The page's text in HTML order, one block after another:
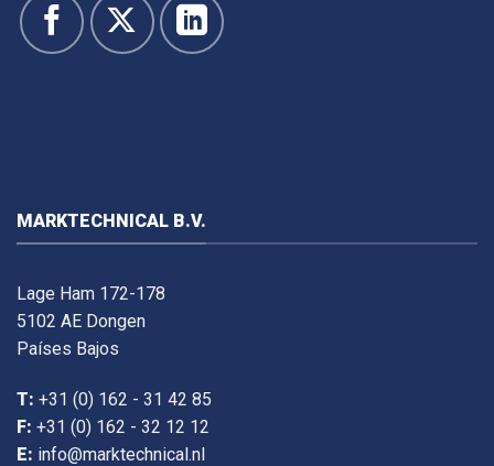
MARKTECHNICAL B.V.
Lage Ham 172-178
5102 AE Dongen
Países Bajos
T: +31 (0) 162 - 31 42 85
F: +31 (0) 162 - 32 12 12
E: info@marktechnical.nl